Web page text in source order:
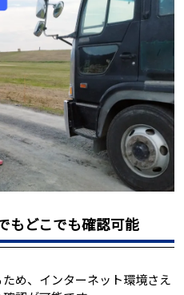
もどこでも確認可能
め、インターネット環境さえ